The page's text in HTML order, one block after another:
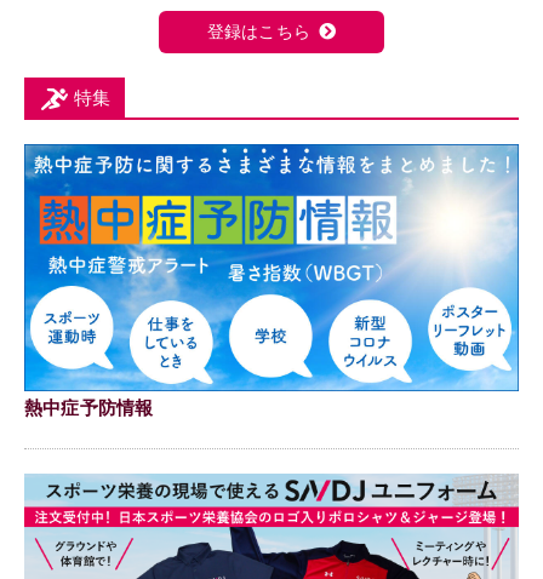
登録はこちら
特集
熱中症予防情報